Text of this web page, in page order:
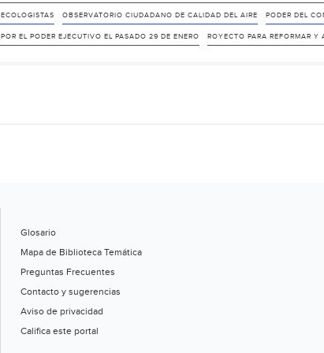
OBSERVATORIO CIUDADANO DE CALIDAD DEL AIRE PODER DEL
EL PODER EJECUTIVO EL PASADO 29 DE ENERO ROYECTO PARA REFORMAR Y
Glosario
Mapa de Biblioteca Temática
Preguntas Frecuentes
Contacto y sugerencias
Aviso de privacidad
Califica este portal